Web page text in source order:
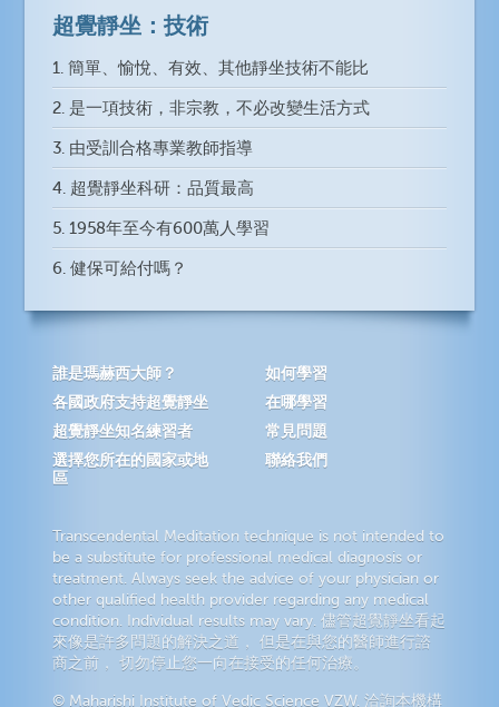
超覺靜坐：技術
1. 簡單、愉悅、有效、其他靜坐技術不能比
2. 是一項技術，非宗教，不必改變生活方式
3. 由受訓合格專業教師指導
4. 超覺靜坐科研：品質最高
5. 1958年至今有600萬人學習
6. 健保可給付嗎？
誰是瑪赫西大師？
各國政府支持超覺靜坐
超覺靜坐知名練習者
選擇您所在的國家或地
區
如何學習
在哪學習
常見問題
聯絡我們
Transcendental Meditation technique is not intended to
be a substitute for professional medical diagnosis or
treatment. Always seek the advice of your physician or
other qualified health provider regarding any medical
condition. Individual results may vary. 儘管超覺靜坐看起
來像是許多問題的解決之道， 但是在與您的醫師進行諮
商之前， 切勿停止您一向在接受的任何治療。
© Maharishi Institute of Vedic Science VZW. 洽詢本機構